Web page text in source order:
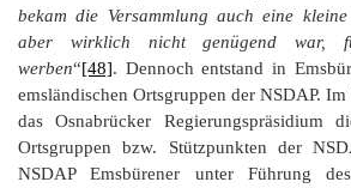
bekam die Versammlung auch eine
aber wirklich nicht genügend war,
werben“[48]. Dennoch entstand in
emsländischen Ortsgruppen der NSDAP.
das Osnabrücker Regierungspräsidium
Ortsgruppen bzw. Stützpunkten der
NSDAP Emsbürener unter Führung